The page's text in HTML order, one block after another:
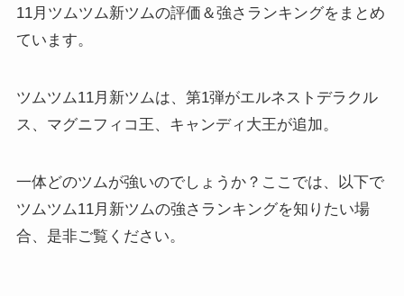
11月ツムツム新ツムの評価＆強さランキングをまとめ
ています。
ツムツム11月新ツムは、第1弾がエルネストデラクル
ス、マグニフィコ王、キャンディ大王が追加。
一体どのツムが強いのでしょうか？ここでは、以下で
ツムツム11月新ツムの強さランキングを知りたい場
合、是非ご覧ください。